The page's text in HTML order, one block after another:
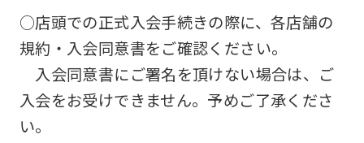
○店頭での正式入会手続きの際に、各店舗の
規約・入会同意書をご確認ください。
入会同意書にご署名を頂けない場合は、ご
入会をお受けできません。予めご了承くださ
い。
differ
from
the
original
content.